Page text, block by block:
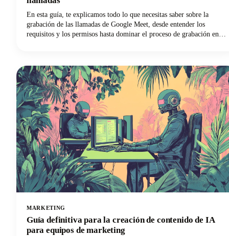
En esta guía, te explicamos todo lo que necesitas saber sobre la
grabación de las llamadas de Google Meet, desde entender los
requisitos y los permisos hasta dominar el proceso de grabación en
MARKETING
Guía definitiva para la creación de contenido de IA
para equipos de marketing